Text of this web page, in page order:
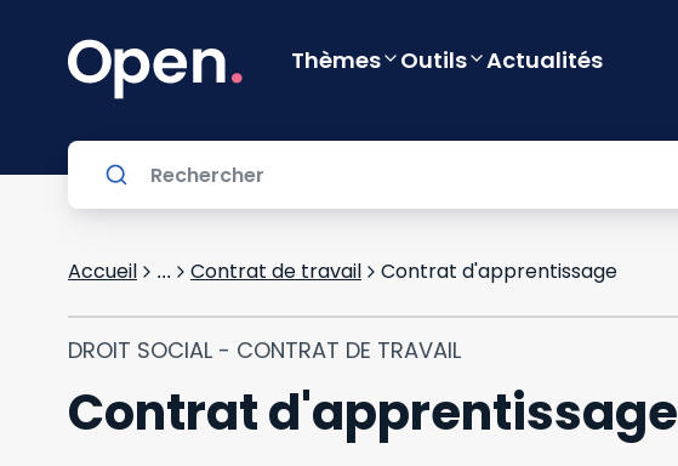
Thèmes Outils Actualités
Accueil ... Contrat de travail Contrat d'apprentissage
DROIT SOCIAL - CONTRAT DE TRAVAIL
Contrat d'apprentissage